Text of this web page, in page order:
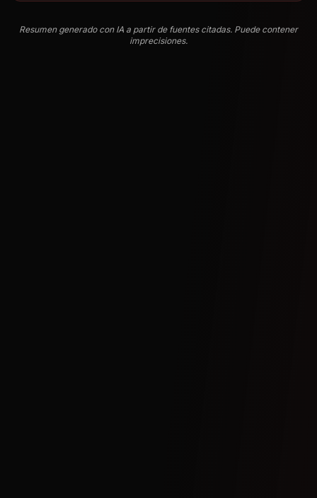
Resumen generado con IA a partir de fuentes citadas. Puede contener
imprecisiones.